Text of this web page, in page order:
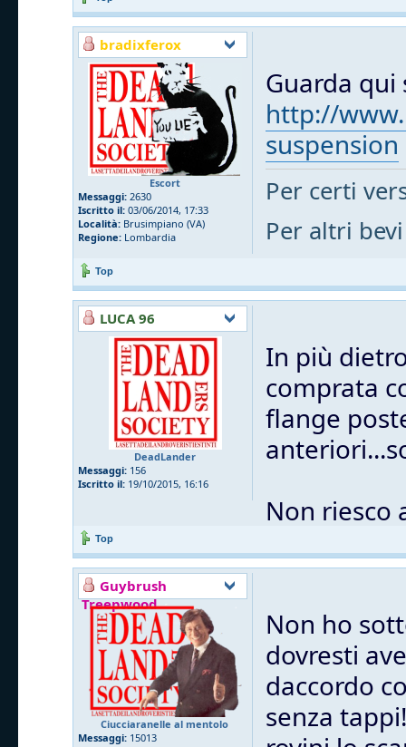
bradixferox
Escort
Messaggi: 2630
Iscritto il: 03/06/2014, 17:33
Località: Brusimpiano (VA)
Regione: Lombardia
Guarda qui
http://
suspension
Per certi
Per altri bevi
Top
LUCA 96
DeadLander
Messaggi: 156
Iscritto il: 19/10/2015, 16:16
In più
comprata
flange
Non riesco
Top
Guybrush
Treepwood
Ciucciaranelle al mentolo
Messaggi: 15013
Non ho
dovresti
daccordo
senza